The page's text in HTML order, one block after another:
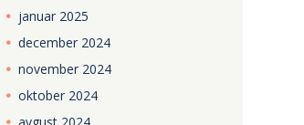
januar 2025
december 2024
november 2024
oktober 2024